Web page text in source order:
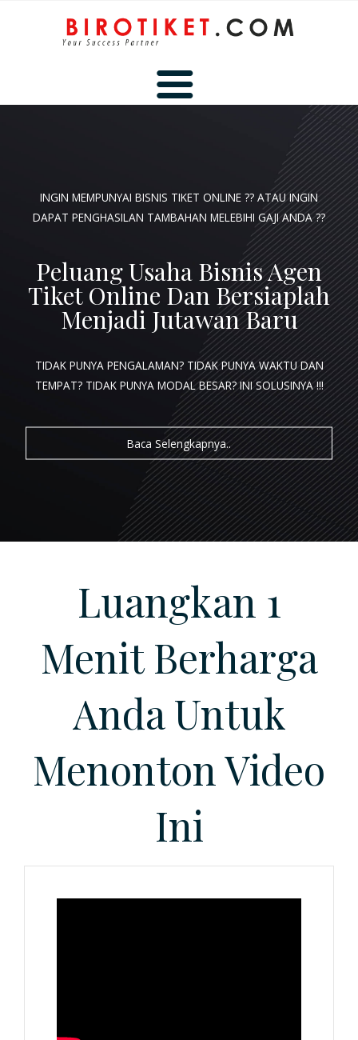
TENTANG KAMI
HUBUNGI KAMI
MEMBER AREA
LOGIN
REGISTRASI
INGIN MEMPUNYAI BISNIS TIKET ONLINE ?? ATAU INGIN
DAPAT PENGHASILAN TAMBAHAN MELEBIHI GAJI ANDA ??
Peluang Usaha Bisnis Agen
Tiket Online Dan Bersiaplah
Menjadi Jutawan Baru
TIDAK PUNYA PENGALAMAN? TIDAK PUNYA WAKTU DAN
TEMPAT? TIDAK PUNYA MODAL BESAR?INI SOLUSINYA !!!
Baca Selengkapnya..
Luangkan 1
Menit Berharga
Anda Untuk
Menonton Video
Ini